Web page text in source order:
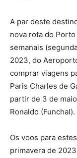
A par deste
nova rota do
semanais
2023, do
comprar viagens
Paris Charles de
partir de 3 de
Ronaldo (Funchal).
Os voos para
primavera de